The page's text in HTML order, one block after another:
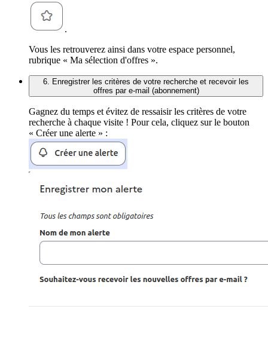
.
Vous les retrouverez ainsi dans votre espace personnel,
rubrique « Ma sélection d'offres ».
6. Enregistrer les critères de votre recherche et recevoir les
offres par e-mail (abonnement)
Gagnez du temps et évitez de ressaisir les critères de votre
recherche à chaque visite ! Pour cela, cliquez sur le bouton
« Créer une alerte » :